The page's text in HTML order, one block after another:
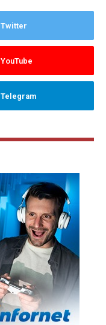
Twitter
YouTube
Telegram